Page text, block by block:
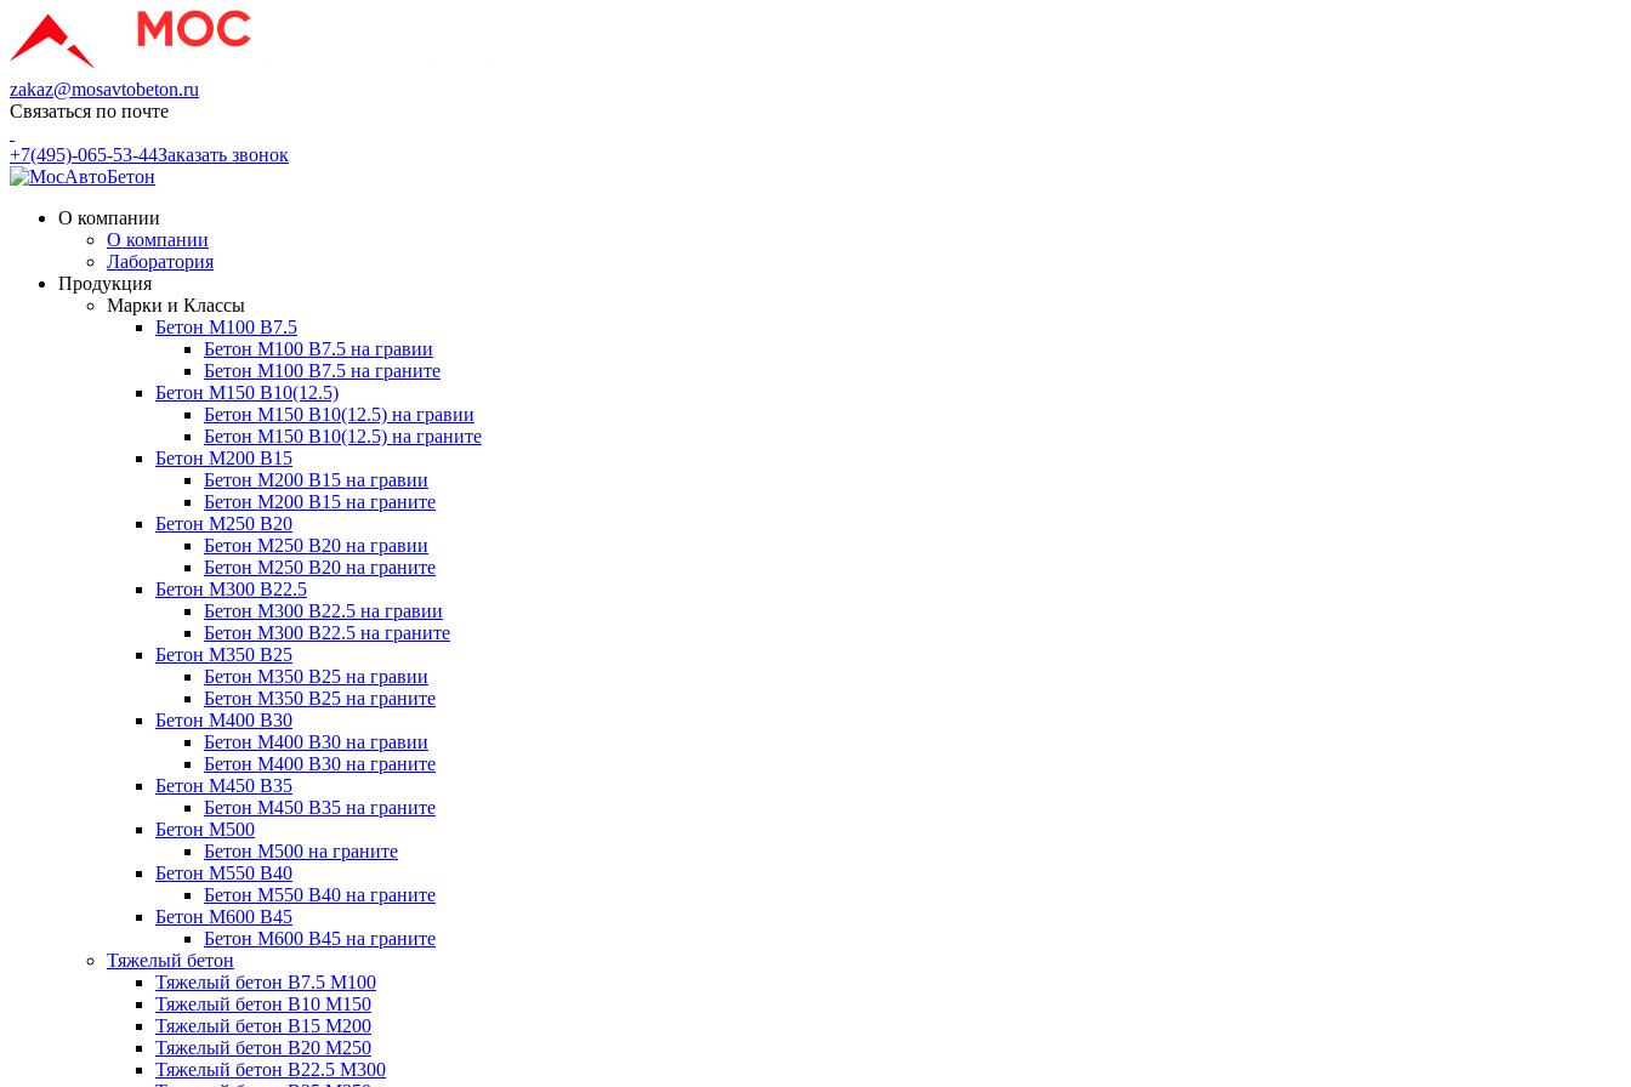
zakaz@mosavtobeton.ru
Связаться по почте
+7(495)-065-53-44Заказать звонок
О компании
О компании
Лаборатория
Продукция
Марки и Классы
Бетон М100 В7.5
Бетон М100 В7.5 на гравии
Бетон М100 В7.5 на граните
Бетон М150 В10(12.5)
Бетон М150 В10(12.5) на гравии
Бетон М150 В10(12.5) на граните
Бетон М200 В15
Бетон М200 В15 на гравии
Бетон М200 В15 на граните
Бетон М250 В20
Бетон М250 В20 на гравии
Бетон М250 В20 на граните
Бетон М300 В22.5
Бетон М300 В22.5 на гравии
Бетон М300 В22.5 на граните
Бетон М350 В25
Бетон М350 В25 на гравии
Бетон М350 В25 на граните
Бетон М400 В30
Бетон М400 В30 на гравии
Бетон М400 В30 на граните
Бетон М450 В35
Бетон М450 В35 на граните
Бетон М500
Бетон М500 на граните
Бетон М550 В40
Бетон М550 В40 на граните
Бетон М600 В45
Бетон М600 В45 на граните
Тяжелый бетон
Тяжелый бетон В7.5 М100
Тяжелый бетон В10 М150
Тяжелый бетон В15 М200
Тяжелый бетон В20 М250
Тяжелый бетон В22.5 М300